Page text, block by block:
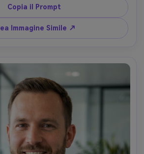
sfocati, scatto con obiettivo 50mm,
da editorial high-end --ar 4:5
Copia il Prompt
Immagine Simile ↗